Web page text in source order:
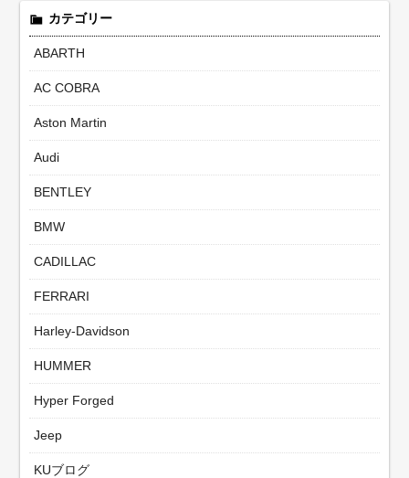
カテゴリー
ABARTH
AC COBRA
Aston Martin
Audi
BENTLEY
BMW
CADILLAC
FERRARI
Harley-Davidson
HUMMER
Hyper Forged
Jeep
KUブログ